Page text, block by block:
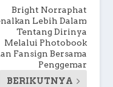
Bright Norraphat
Lebih Dalam
Tentang Dirinya
Melalui Photobook
Fansign Bersama
Penggemar
BERIKUTNYA